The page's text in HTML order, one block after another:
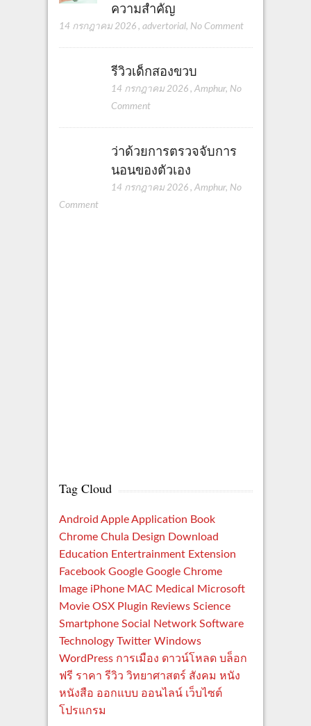
ความสำคัญ
14 กรกฎาคม 2026 , advertorial, No Comment
รีวิวเด็กสองขวบ
14 กรกฎาคม 2026 , Amphur, No
Comment
ว่าด้วยการตรวจจับการ
นอนของตัวเอง
14 กรกฎาคม 2026 , Amphur, No
Comment
Tag Cloud
Android Apple Application Book
Chrome Chula Design Download
Education Entertrainment Extension
Facebook Google Google Chrome
Image iPhone MAC Medical
Microsoft
Movie OSX Plugin Reviews Science
Smartphone Social Network Software
Technology Twitter Windows
WordPress การเมือง ดาวน์โหลด บล็อก
ฟรี ราคา รีวิว วิทยาศาสตร์ สังคม หนัง
หนังสือ ออกแบบ ออนไลน์ เว็บไซต์
โปรแกรม